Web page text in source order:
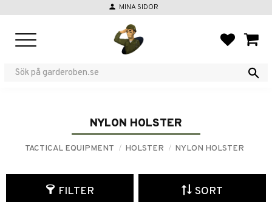
person MINA SIDOR
NYLON HOLSTER
TACTICAL EQUIPMENT HOLSTER NYLON HOLSTER
FILTER SORT